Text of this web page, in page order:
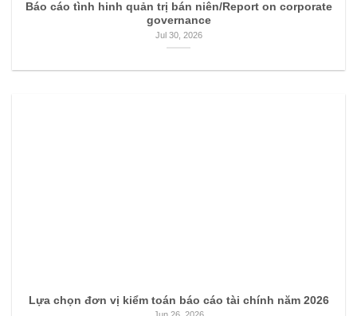
Báo cáo tình hinh quản trị bán niên/Report on corporate
governance
Jul 30, 2026
Lựa chọn đơn vị kiểm toán báo cáo tài chính năm 2026